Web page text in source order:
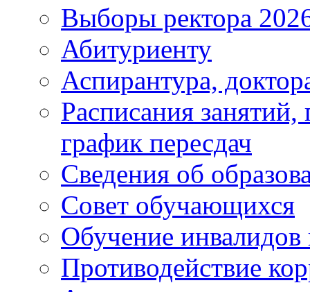
Выборы ректора
Абитуриенту
Аспирантура,
Расписания
график пересдач
Сведения об
Совет обучающихся
Обучение
Противодействие